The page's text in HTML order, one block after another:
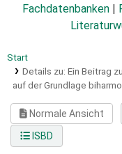
Fachdatenbanken
Start
Details zu: Ein Beitrag
auf der Grundlage
Normale Ansicht
ISBD